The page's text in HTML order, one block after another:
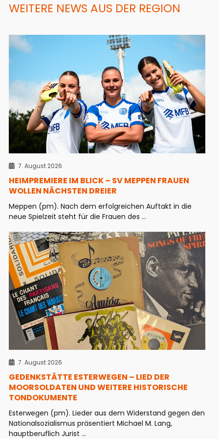
WEITERE NEWS AUS DER REGION
7. August 2026
HEIMPREMIERE IM BLICK – SV MEPPEN FRAUEN
WOLLEN NÄCHSTEN DREIER
Meppen (pm). Nach dem erfolgreichen Auftakt in die
neue Spielzeit steht für die Frauen des ...
7. August 2026
GEDENKSTÄTTE ESTERWEGEN – LIED DER
MOORSOLDATEN UND WEITERE HISTORISCHE
TONDOKUMENTE
Esterwegen (pm). Lieder aus dem Widerstand gegen den
Nationalsozialismus präsentiert Michael M. Lang,
hauptberuflich Jurist ...